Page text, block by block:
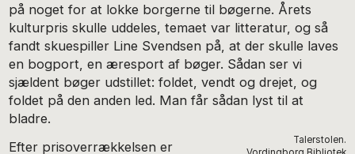
på noget for at lokke borgerne til bøgerne. Årets
kulturpris skulle uddeles, temaet var litteratur, og så
fandt skuespiller Line Svendsen på, at der skulle laves
en bogport, en æresport af bøger. Sådan ser vi
sjældent bøger udstillet: foldet, vendt og drejet, og
foldet på den anden led. Man får sådan lyst til at
bladre.
Talerstolen.
Efter prisoverrækkelsen er